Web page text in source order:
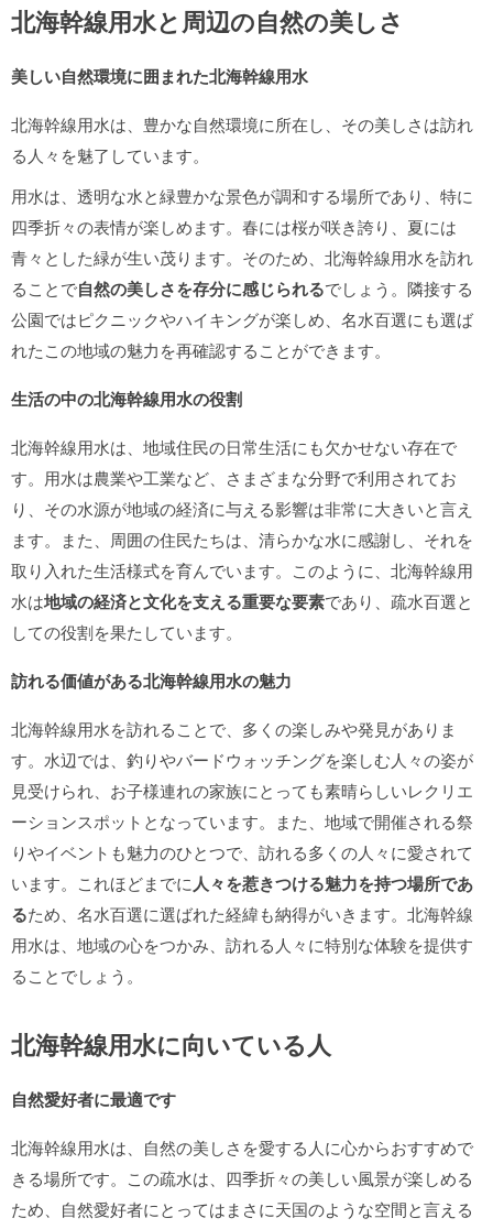
北海幹線用水と周辺の自然の美しさ
美しい自然環境に囲まれた北海幹線用水
北海幹線用水は、豊かな自然環境に所在し、その美しさは訪れ
る人々を魅了しています。
用水は、透明な水と緑豊かな景色が調和する場所であり、特に
四季折々の表情が楽しめます。春には桜が咲き誇り、夏には
青々とした緑が生い茂ります。そのため、北海幹線用水を訪れ
ることで自然の美しさを存分に感じられるでしょう。隣接する
公園ではピクニックやハイキングが楽しめ、名水百選にも選ば
れたこの地域の魅力を再確認することができます。
生活の中の北海幹線用水の役割
北海幹線用水は、地域住民の日常生活にも欠かせない存在で
す。用水は農業や工業など、さまざまな分野で利用されてお
り、その水源が地域の経済に与える影響は非常に大きいと言え
ます。また、周囲の住民たちは、清らかな水に感謝し、それを
取り入れた生活様式を育んでいます。このように、北海幹線用
水は地域の経済と文化を支える重要な要素であり、疏水百選と
しての役割を果たしています。
訪れる価値がある北海幹線用水の魅力
北海幹線用水を訪れることで、多くの楽しみや発見がありま
す。水辺では、釣りやバードウォッチングを楽しむ人々の姿が
見受けられ、お子様連れの家族にとっても素晴らしいレクリエ
ーションスポットとなっています。また、地域で開催される祭
りやイベントも魅力のひとつで、訪れる多くの人々に愛されて
います。これほどまでに人々を惹きつける魅力を持つ場所であ
るため、名水百選に選ばれた経緯も納得がいきます。北海幹線
用水は、地域の心をつかみ、訪れる人々に特別な体験を提供す
ることでしょう。
北海幹線用水に向いている人
自然愛好者に最適です
北海幹線用水は、自然の美しさを愛する人に心からおすすめで
きる場所です。この疏水は、四季折々の美しい風景が楽しめる
ため、自然愛好者にとってはまさに天国のような空間と言える